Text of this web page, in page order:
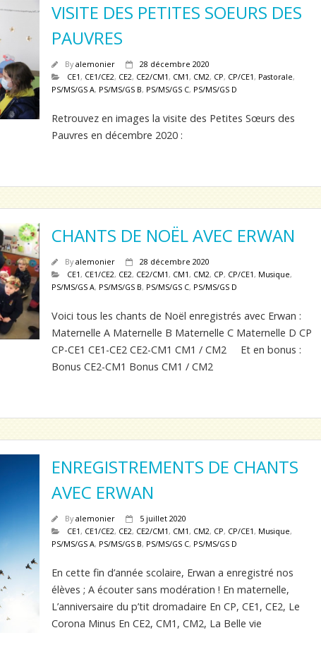
VISITE DES PETITES SOEURS DES
PAUVRES
Byalemonier
28 décembre 2020
CE1, CE1/CE2, CE2, CE2/CM1, CM1, CM2, CP, CP/CE1, Pastorale,
PS/MS/GS A, PS/MS/GS B, PS/MS/GS C, PS/MS/GS D
Retrouvez en images la visite des Petites Sœurs des
Pauvres en décembre 2020 :
CHANTS DE NOËL AVEC ERWAN
Byalemonier
28 décembre 2020
CE1, CE1/CE2, CE2, CE2/CM1, CM1, CM2, CP, CP/CE1, Musique,
PS/MS/GS A, PS/MS/GS B, PS/MS/GS C, PS/MS/GS D
Voici tous les chants de Noël enregistrés avec Erwan :
Maternelle A Maternelle B Maternelle C Maternelle D CP
CP-CE1 CE1-CE2 CE2-CM1 CM1 / CM2 Et en bonus :
Bonus CE2-CM1 Bonus CM1 / CM2
ENREGISTREMENTS DE CHANTS
AVEC ERWAN
Byalemonier
5 juillet 2020
CE1, CE1/CE2, CE2, CE2/CM1, CM1, CM2, CP, CP/CE1, Musique,
PS/MS/GS A, PS/MS/GS B, PS/MS/GS C, PS/MS/GS D
En cette fin d’année scolaire, Erwan a enregistré nos
élèves ; A écouter sans modération ! En maternelle,
L’anniversaire du p’tit dromadaire En CP, CE1, CE2, Le
Corona Minus En CE2, CM1, CM2, La Belle vie